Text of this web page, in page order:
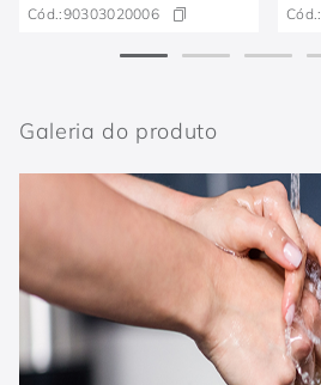
Cód.:90303020006 Cód.:
Galeria do produto